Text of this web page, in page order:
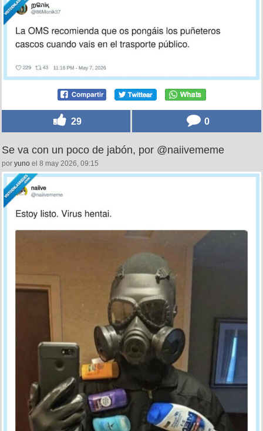
29 0
Se va con un poco de jabón, por @naiivememe
por yuno el 8 may 2026, 09:15